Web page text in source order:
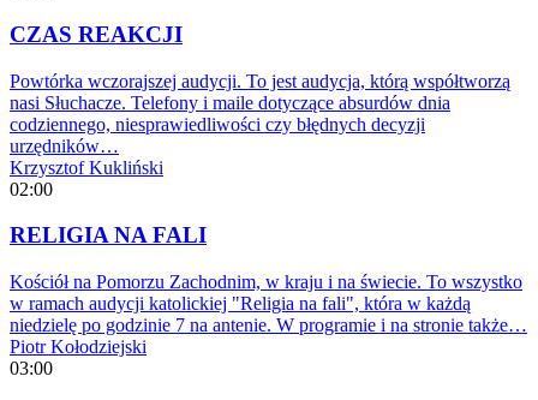
CZAS REAKCJI
Powtórka wczorajszej audycji. To jest audycja, którą współtworzą
nasi Słuchacze. Telefony i maile dotyczące absurdów dnia
codziennego, niesprawiedliwości czy błędnych decyzji
urzędników…
Krzysztof Kukliński
02:00
RELIGIA NA FALI
Kościół na Pomorzu Zachodnim, w kraju i na świecie. To wszystko
w ramach audycji katolickiej "Religia na fali", która w każdą
niedzielę po godzinie 7 na antenie. W programie i na stronie także…
Piotr Kołodziejski
03:00